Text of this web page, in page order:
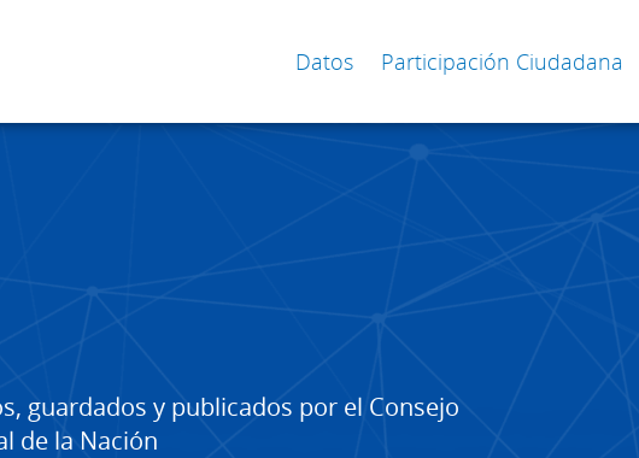
Datos Participación Ciudadana
guardados y publicados por el Consejo
de la Nación